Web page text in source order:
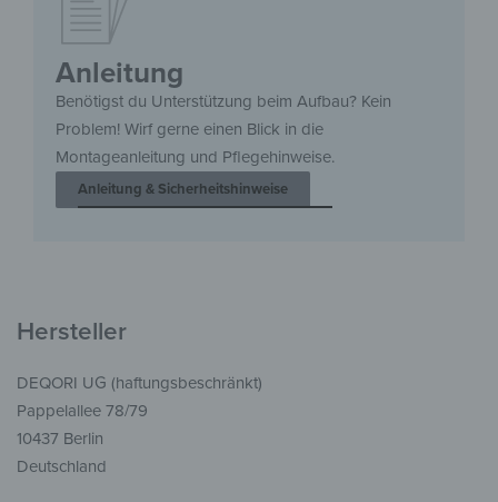
Anleitung
Benötigst du Unterstützung beim Aufbau? Kein
Problem! Wirf gerne einen Blick in die
Montageanleitung und Pflegehinweise.
Anleitung & Sicherheitshinweise
Hersteller
DEQORI UG (haftungsbeschränkt)
Pappelallee 78/79
10437 Berlin
Deutschland